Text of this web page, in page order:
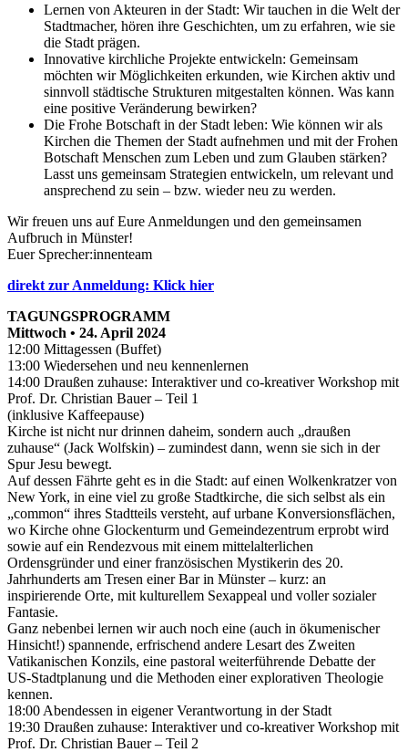
Lernen von Akteuren in der Stadt: Wir tauchen in die Welt der
Stadtmacher, hören ihre Geschichten, um zu erfahren, wie sie
die Stadt prägen.
Innovative kirchliche Projekte entwickeln: Gemeinsam
möchten wir Möglichkeiten erkunden, wie Kirchen aktiv und
sinnvoll städtische Strukturen mitgestalten können. Was kann
eine positive Veränderung bewirken?
Die Frohe Botschaft in der Stadt leben: Wie können wir als
Kirchen die Themen der Stadt aufnehmen und mit der Frohen
Botschaft Menschen zum Leben und zum Glauben stärken?
Lasst uns gemeinsam Strategien entwickeln, um relevant und
ansprechend zu sein – bzw. wieder neu zu werden.
Wir freuen uns auf Eure Anmeldungen und den gemeinsamen
Aufbruch in Münster!
Euer Sprecher:innenteam
direkt zur Anmeldung: Klick hier
TAGUNGSPROGRAMM
Mittwoch • 24. April 2024
12:00 Mittagessen (Buffet)
13:00 Wiedersehen und neu kennenlernen
14:00 Draußen zuhause: Interaktiver und co-kreativer Workshop mit
Prof. Dr. Christian Bauer – Teil 1
(inklusive Kaffeepause)
Kirche ist nicht nur drinnen daheim, sondern auch „draußen
zuhause“ (Jack Wolfskin) – zumindest dann, wenn sie sich in der
Spur Jesu bewegt.
Auf dessen Fährte geht es in die Stadt: auf einen Wolkenkratzer von
New York, in eine viel zu große Stadtkirche, die sich selbst als ein
„common“ ihres Stadtteils versteht, auf urbane Konversionsflächen,
wo Kirche ohne Glockenturm und Gemeindezentrum erprobt wird
sowie auf ein Rendezvous mit einem mittelalterlichen
Ordensgründer und einer französischen Mystikerin des 20.
Jahrhunderts am Tresen einer Bar in Münster – kurz: an
inspirierende Orte, mit kulturellem Sexappeal und voller sozialer
Fantasie.
Ganz nebenbei lernen wir auch noch eine (auch in ökumenischer
Hinsicht!) spannende, erfrischend andere Lesart des Zweiten
Vatikanischen Konzils, eine pastoral weiterführende Debatte der
US-Stadtplanung und die Methoden einer explorativen Theologie
kennen.
18:00 Abendessen in eigener Verantwortung in der Stadt
19:30 Draußen zuhause: Interaktiver und co-kreativer Workshop mit
Prof. Dr. Christian Bauer – Teil 2